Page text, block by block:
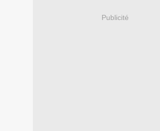
Publicité